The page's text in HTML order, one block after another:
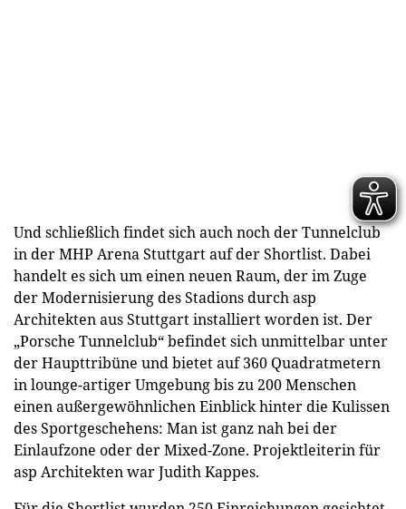
Und schließlich findet sich auch noch der Tunnelclub
in der MHP Arena Stuttgart auf der Shortlist. Dabei
handelt es sich um einen neuen Raum, der im Zuge
der Modernisierung des Stadions durch asp
Architekten aus Stuttgart installiert worden ist. Der
„Porsche Tunnelclub“ befindet sich unmittelbar unter
der Haupttribüne und bietet auf 360 Quadratmetern
in lounge-artiger Umgebung bis zu 200 Menschen
einen außergewöhnlichen Einblick hinter die Kulissen
des Sportgeschehens: Man ist ganz nah bei der
Einlaufzone oder der Mixed-Zone. Projektleiterin für
asp Architekten war Judith Kappes.